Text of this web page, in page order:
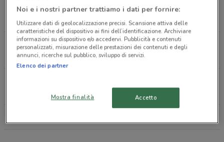
Via Umberto I 6 Giaveno
15.1 km
CHIUSO
Via Nicola Porpora, 27 Torino
16.4 km
CHIUSO
20 km
CHIUSO
Noi e i nostri partner trattiamo i dati per fornire:
Utilizzare dati di geolocalizzazione precisi. Scansione attiva delle
caratteristiche del dispositivo ai fini dell’identificazione. Archiviare
informazioni su dispositivo e/o accedervi. Pubblicità e contenuti
personalizzati, misurazione delle prestazioni dei contenuti e degli
annunci, ricerche sul pubblico, sviluppo di servizi.
Elenco dei partner
Mostra finalità Accetto